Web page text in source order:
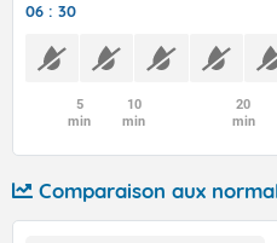
06 : 30
5
min
10
min
20
min
Comparaison aux